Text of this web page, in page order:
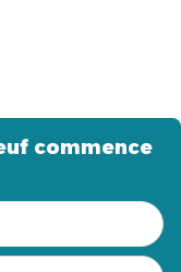
commence